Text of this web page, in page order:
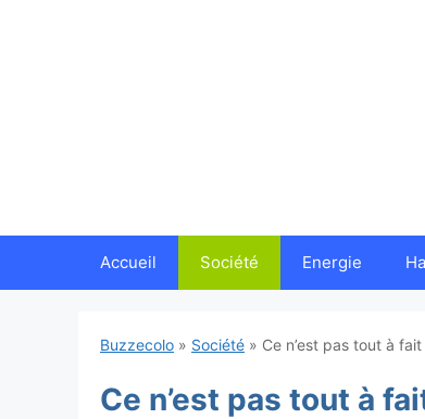
Accueil Société Energie
Buzzecolo » Société » Ce n’est pas tout à
Ce n’est pas tout à